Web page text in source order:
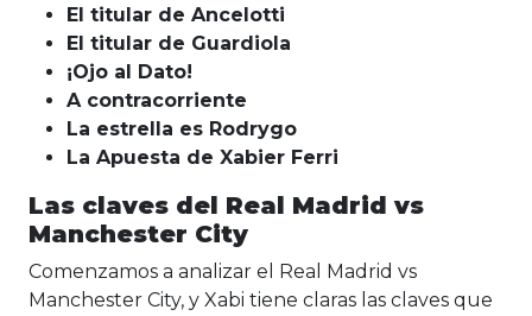
El titular de Ancelotti
El titular de Guardiola
¡Ojo al Dato!
A contracorriente
La estrella es Rodrygo
La Apuesta de Xabier Ferri
Las claves del Real Madrid vs
Manchester City
Comenzamos a analizar el Real Madrid vs
Manchester City, y Xabi tiene claras las claves que